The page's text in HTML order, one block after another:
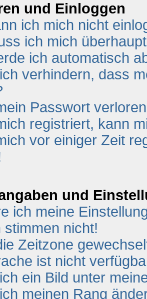
und Einloggen
ich mich nicht
ich mich
ich automatisch
verhindern, dass
Passwort
registriert, kann
vor einiger Zeit
und
ich meine
stimmen nicht!
Zeitzone
ist nicht
ein Bild unter
meinen Rang